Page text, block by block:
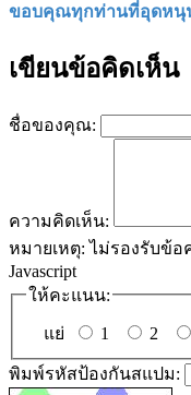
ขอบคุณทุกท่านที่อุดหนุ
เขียนข้อคิดเห็น
ชื่อของคุณ:
ความคิดเห็น:
หมายเหตุ: ไม่รองรับข้อ
Javascript
ให้คะแนน:
แย่ 1 2
พิมพ์รหัสป้องกันสแปม: